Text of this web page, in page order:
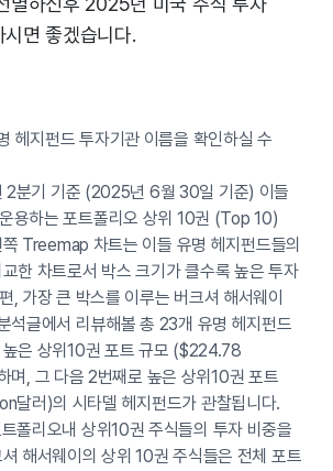
면 좋겠습니다.
헤지펀드 투자기관 이름을 확인하실 수
2분기 기준 (2025년 6월 30일 기준) 이들
용하는 포트폴리오 상위 10권 (Top 10)
Treemap 차트는 이들 유명 헤지펀드들의
한 차트로서 박스 크기가 클수록 높은 투자
, 가장 큰 박스를 이루는 버크셔 해서웨이
석글에서 리뷰해볼 총 23개 유명 헤지펀드
높은 상위10권 포트 규모 ($224.78
며, 그 다음 2번째로 높은 상위10권 포트
달러)의 시타델 헤지펀드가 관찰됩니다.
폴리오내 상위10권 주식들의 투자 비중을
해서웨이의 상위 10권 주식들은 전체 포트